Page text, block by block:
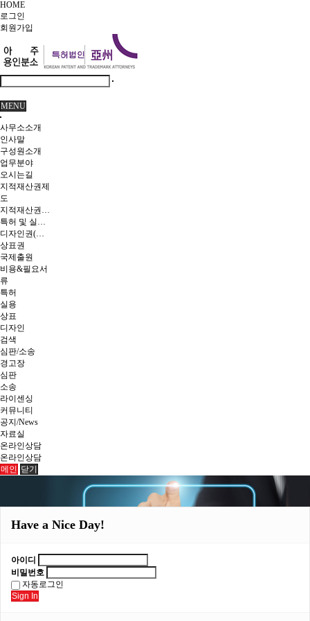
HOME
로그인
회원 가입
MENU
사무소소개
인사말
구성원소개
업무분야
오시는길
지적재산권제
도
지적재산권이란
특허 및 실용신안
디자인권(의장)
상표권
국제출원
비용&필요서
류
특허
실용
상표
디자인
검색
심판/소송
경고장
심판
소송
라이센싱
커뮤니티
공지/News
자료실
온라인상담
온라인상담
메인 닫기
Have a Nice Day!
아이디
비밀번호
자동로그인
Sign In